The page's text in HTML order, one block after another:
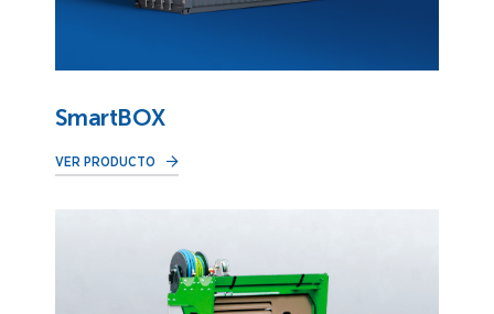
SmartBOX
VER PRODUCTO